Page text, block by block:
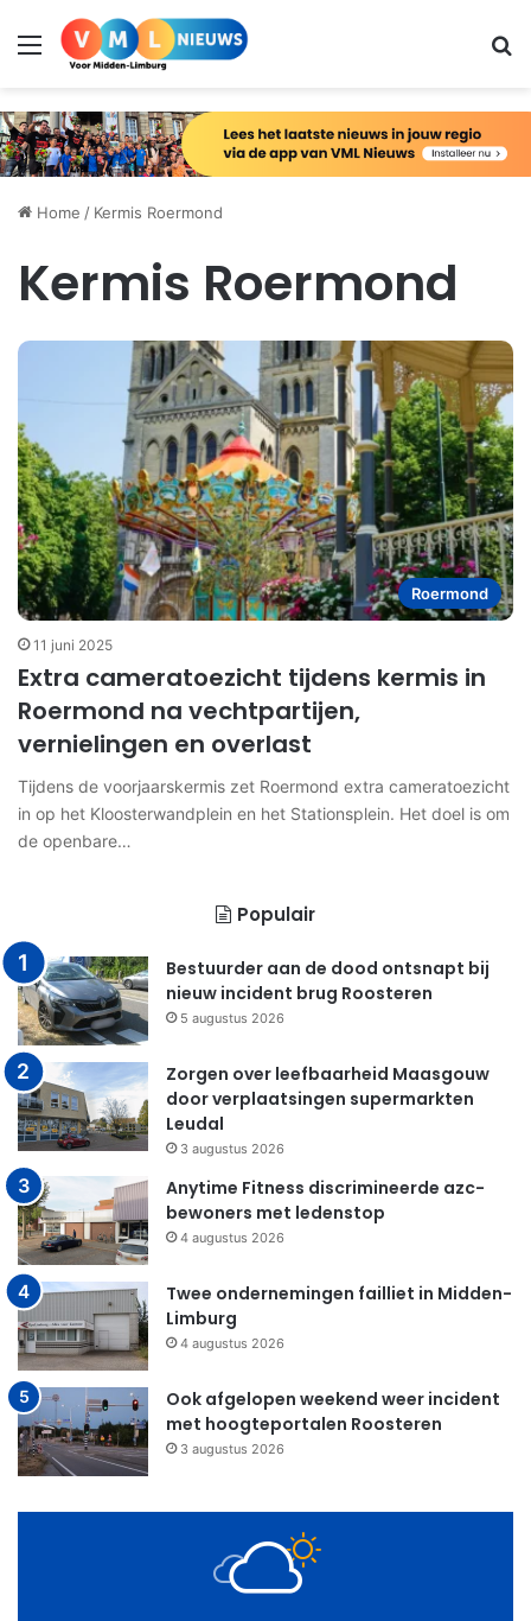
Menu
Home / Kermis Roermond
Kermis Roermond
Roermond
11 juni 2025
Extra cameratoezicht tijdens kermis in
Roermond na vechtpartijen,
vernielingen en overlast
Tijdens de voorjaarskermis zet Roermond extra cameratoezicht
in op het Kloosterwandplein en het Stationsplein. Het doel is om
de openbare…
Populair
Bestuurder aan de dood ontsnapt bij
nieuw incident brug Roosteren
5 augustus 2026
Zorgen over leefbaarheid Maasgouw
door verplaatsingen supermarkten
Leudal
3 augustus 2026
Anytime Fitness discrimineerde azc-
bewoners met ledenstop
4 augustus 2026
Twee ondernemingen failliet in Midden-
Limburg
4 augustus 2026
Ook afgelopen weekend weer incident
met hoogteportalen Roosteren
3 augustus 2026